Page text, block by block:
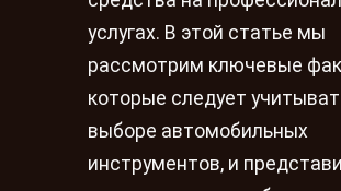
услугах. В этой статье мы
рассмотрим ключевые
которые следует
выборе автомобильных
инструментов, и